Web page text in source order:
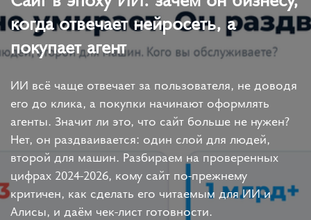
когда отвечает нейросеть, а
покупает агент
ИИ всё чаще отвечает за пользователя, не доводя
его до клика, а покупки начинают оформлять
агенты. Значит ли это, что сайт больше не нужен?
Нет, он раздваивается: один слой для людей,
второй для машин. Разбираем на проверенных
цифрах 2024-2026, кому сайт по-прежнему
критичен, как сделать его читаемым для ИИ и
Алисы, и даём чек-лист готовности.